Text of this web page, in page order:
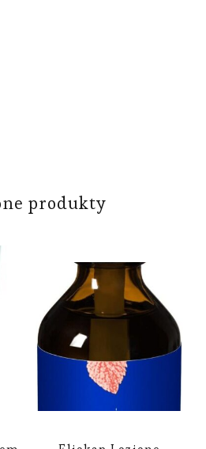
produkty